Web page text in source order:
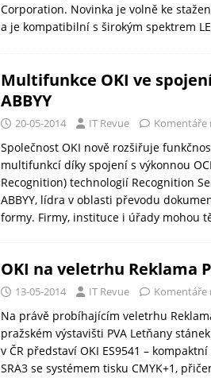
Corporation. Novinka je volně ke
a je kompatibilní s širokým spektrem
Multifunkce OKI ve
ABBYY
20-05-2014 IT Revue Komentáře
Společnost OKI nově rozšiřuje
multifunkcí díky spojení s výkonnou
Recognition) technologií Recognition
ABBYY, lídra v oblasti převodu
formy. Firmy, instituce i úřady mohou
OKI na veletrhu Reklama
13-05-2014 IT Revue Komentáře
Na právě probíhajícím veletrhu
pražském výstavišti PVA Letňany
v ČR představí OKI ES9541 –
SRA3 se systémem tisku CMYK+1,